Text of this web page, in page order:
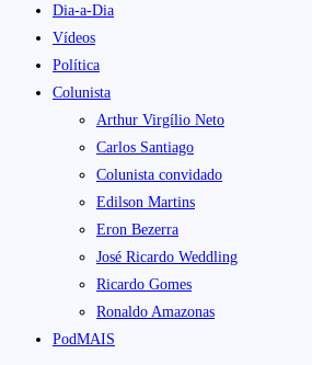
Dia-a-Dia
Vídeos
Política
Colunista
Arthur Virgílio Neto
Carlos Santiago
Colunista convidado
Edilson Martins
Eron Bezerra
José Ricardo Weddling
Ricardo Gomes
Ronaldo Amazonas
PodMAIS